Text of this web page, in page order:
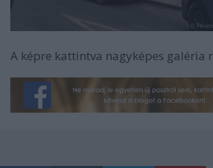
A képre kattintva nagyképes galéria